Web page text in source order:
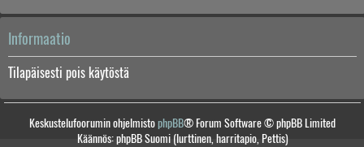
Informaatio
Tilapäisesti pois käytöstä
Keskustelufoorumin ohjelmistophpBB® Forum Software © phpBB Limited
Käännös: phpBB Suomi (lurttinen, harritapio, Pettis)